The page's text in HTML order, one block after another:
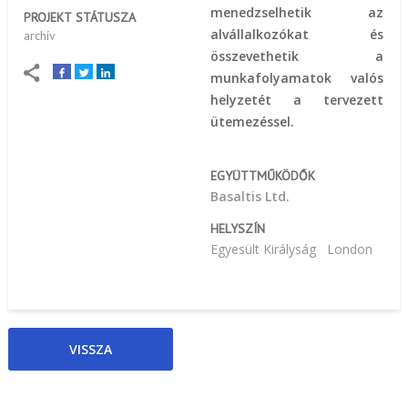
PROJEKT STÁTUSZA
archív
menedzselhetik az
alvállalkozókat és
összevethetik a
munkafolyamatok valós
helyzetét a tervezett
ütemezéssel.
EGYÜTTMŰKÖDŐK
Basaltis Ltd.
HELYSZÍN
Egyesült Királyság London